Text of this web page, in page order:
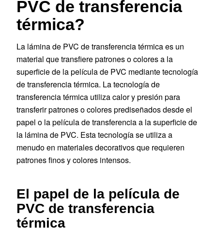
PVC de transferencia
térmica?
La lámina de PVC de transferencia térmica es un
material que transfiere patrones o colores a la
superficie de la película de PVC mediante tecnología
de transferencia térmica. La tecnología de
transferencia térmica utiliza calor y presión para
transferir patrones o colores prediseñados desde el
papel o la película de transferencia a la superficie de
la lámina de PVC. Esta tecnología se utiliza a
menudo en materiales decorativos que requieren
patrones finos y colores intensos.
El papel de la película de
PVC de transferencia
térmica